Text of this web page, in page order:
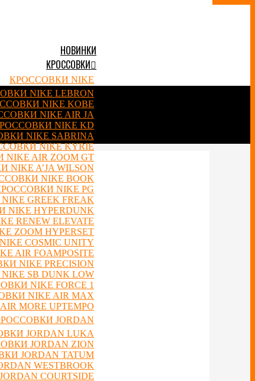
НОВИНКИ
КРОССОВКИ
КРОССОВКИ NIKE
NIKE LEBRON
NIKE KOBE
NIKE AIR JA
NIKE KD
NIKE SABRINA
NIKE KYRIE
AIR ZOOM GT
A’JA WILSON
NIKE BOOK
NIKE PG
GREEK FREAK
HYPERDUNK
RENEW ELEVATE
ZOOM HYPERSET
COSMIC UNITY
AIR FOAMPOSITE
NIKE PRECISION
SB DUNK LOW
NIKE FORCE 1
NIKE AIR MAX
MORE UPTEMPO
JORDAN
JORDAN LUKA
JORDAN ZION
JORDAN TATUM
WESTBROOK
COURTSIDE